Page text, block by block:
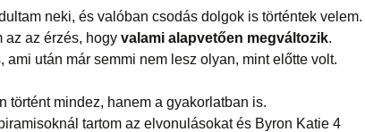
foglalkozások
neki, és valóban csodás dolgok is történtek velem.
az az érzés, hogy valami alapvetően megváltozik.
ami után már semmi nem lesz olyan, mint előtte volt.
történt mindez, hanem a gyakorlatban is.
tartom az elvonulásokat és Byron Katie 4